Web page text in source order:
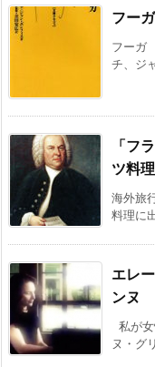
フー
フーガ
チ、ジ
「フ
ツ料
海外旅
料理に
エレ
ンヌ
私が
ヌ・グ